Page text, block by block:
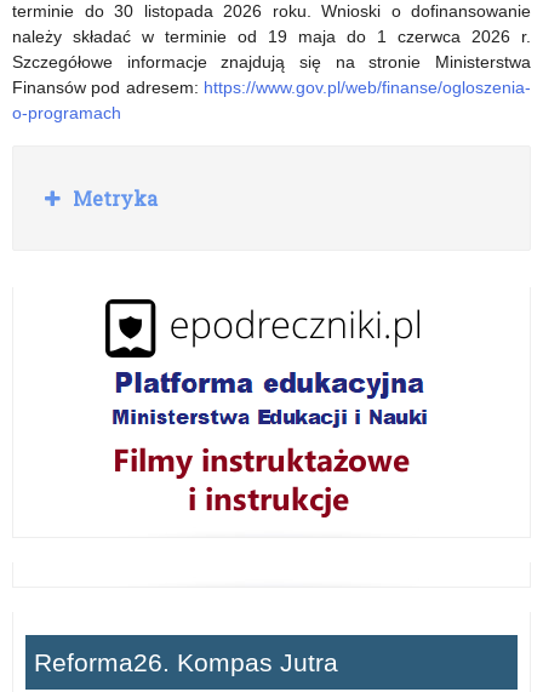
terminie do 30 listopada 2026 roku. Wnioski o dofinansowanie
należy składać w terminie od 19 maja do 1 czerwca 2026 r.
Szczegółowe informacje znajdują się na stronie Ministerstwa
Finansów pod adresem: https://www.gov.pl/web/finanse/ogloszenia-
o-programach
R
o
Metryka
Reforma26. Kompas Jutra